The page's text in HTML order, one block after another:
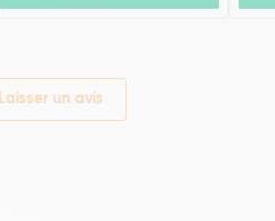
Laisser un avis